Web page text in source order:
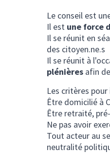
Le conseil est
Il est une force
Il se réunit en
des citoyen.ne.s
Il se réunit à
plénières afin
Les critères
Être domicilié à
Être retraité,
Ne pas avoir
Tout acteur au
neutralité